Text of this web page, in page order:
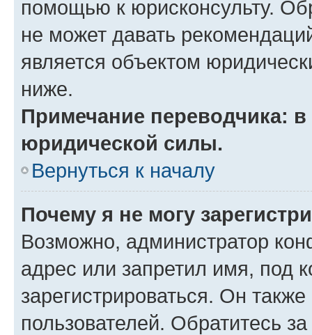
помощью к юрисконсульту.
не может давать
является объектом
ниже.
Примечание переводчика:
юридической силы.
Вернуться к началу
Почему я не могу
Возможно, администратор
адрес или запретил имя, под
зарегистрироваться. Он
пользователей. Обратитесь